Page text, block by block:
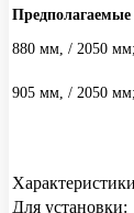
880 мм, / 2050 мм;
905 мм, / 2050 мм;
Для установки: